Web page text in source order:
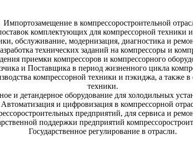
Импортозамещение в компрессоростроительной
комплектующих для компрессорной техники
обслуживание, модернизация, диагностика и
технических заданий на компрессоры и
приемки компрессоров и компрессорного
и Поставщика в период жизненного цикла
компрессорной техники и пэкиджа, а также
техники.
и детандерное оборудование для холодильных
Автоматизация и цифровизация в компрессорной
предприятий, для сервиса и
поддержки предприятий
Государственное регулирование в отрасли.